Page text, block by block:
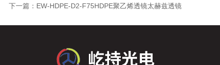
下一篇： EW-HDPE-D2-F75HDPE聚乙烯透镜太赫兹透镜